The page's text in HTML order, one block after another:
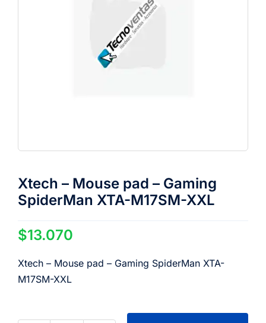
Xtech – Mouse pad – Gaming
SpiderMan XTA-M17SM-XXL
$13.070
Xtech – Mouse pad – Gaming SpiderMan XTA-
M17SM-XXL